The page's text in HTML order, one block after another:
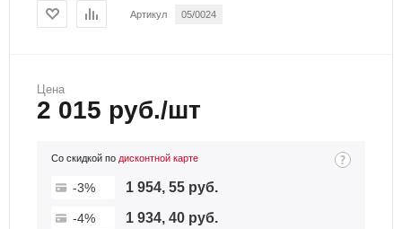
Артикул 05/0024
Цена
2 015 руб./шт
Со скидкой по дисконтной карте
-3% 1 954, 55 руб.
-4% 1 934, 40 руб.